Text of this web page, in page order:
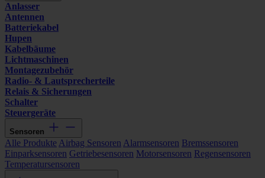
Anlasser
Antennen
Batteriekabel
Hupen
Kabelbäume
Lichtmaschinen
Montagezubehör
Radio- & Lautsprecherteile
Relais & Sicherungen
Schalter
Steuergeräte
Sensoren
Alle Produkte Airbag Sensoren Alarmsensoren Bremssensoren
Einparksensoren Getriebesensoren Motorsensoren Regensensoren
Temperatursensoren